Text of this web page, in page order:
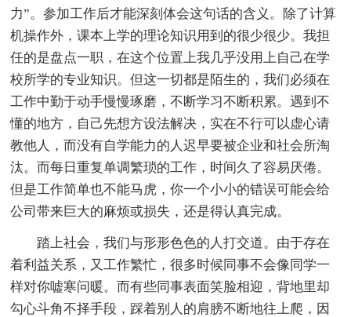
力”。参加工作后才能深刻体会这句话的含义。除了计算
机操作外，课本上学的理论知识用到的很少很少。我担
任的是盘点一职，在这个位置上我几乎没用上自己在学
校所学的专业知识。但这一切都是陌生的，我们必须在
工作中勤于动手慢慢琢磨，不断学习不断积累。遇到不
懂的地方，自己先想方设法解决，实在不行可以虚心请
教他人，而没有自学能力的人迟早要被企业和社会所淘
汰。而每日重复单调繁琐的工作，时间久了容易厌倦。
但是工作简单也不能马虎，你一个小小的错误可能会给
公司带来巨大的麻烦或损失，还是得认真完成。
踏上社会，我们与形形色色的人打交道。由于存在
着利益关系，又工作繁忙，很多时候同事不会像同学一
样对你嘘寒问暖。而有些同事表面笑脸相迎，背地里却
勾心斗角不择手段，踩着别人的肩膀不断地往上爬，因